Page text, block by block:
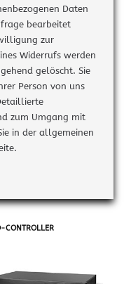
Daten
bearbeitet
zur
Widerrufs werden
gelöscht. Sie
Person von uns
zum Umgang mit
in der allgemeinen
CONTROLLER